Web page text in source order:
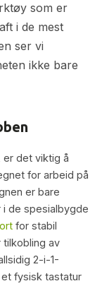
som er
i de mest
ser vi
ikke bare
er det viktig å
for arbeid på
er bare
i de spesialbygde
for stabil
av
2-i-1-
fysisk tastatur